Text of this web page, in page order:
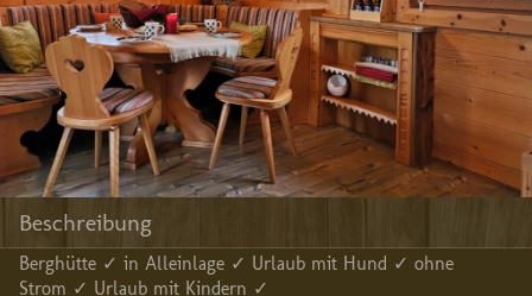
Beschreibung
Berghütte ✓ in Alleinlage ✓ Urlaub mit Hund ✓ ohne
Strom ✓ Urlaub mit Kindern ✓